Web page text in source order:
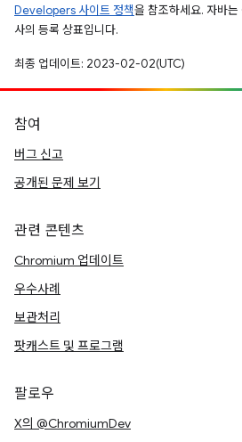
Developers 사이트 정책을 참조하세요. 자바
사의 등록 상표입니다.
최종 업데이트: 2023-02-02(UTC)
참여
버그 신고
공개된 문제 보기
관련 콘텐츠
Chromium 업데이트
우수사례
보관처리
팟캐스트 및 프로그램
팔로우
X의 @ChromiumDev